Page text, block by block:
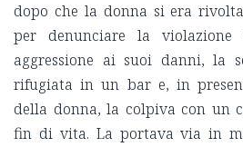
dopo che la donna si era
per denunciare la
aggressione ai suoi danni, la
rifugiata in un bar e, in
della donna, la colpiva con un
fin di vita. La portava via in